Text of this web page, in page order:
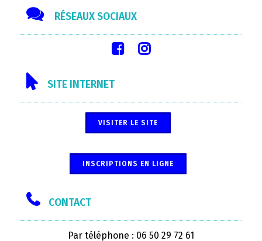
RÉSEAUX SOCIAUX
SITE INTERNET
VISITER LE SITE
INSCRIPTIONS EN LIGNE
CONTACT
Par téléphone : 06 50 29 72 61